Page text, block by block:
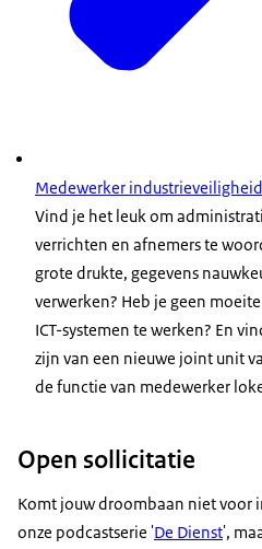
Medewerker industrieveiligheid
Vind je het leuk om
verrichten en afnemers te
grote drukte, gegevens
verwerken? Heb je geen
ICT-systemen te werken? En
zijn van een nieuwe joint unit
de functie van medewerker
Open sollicitatie
Komt jouw droombaan niet voor
onze podcastserie 'De Dienst',